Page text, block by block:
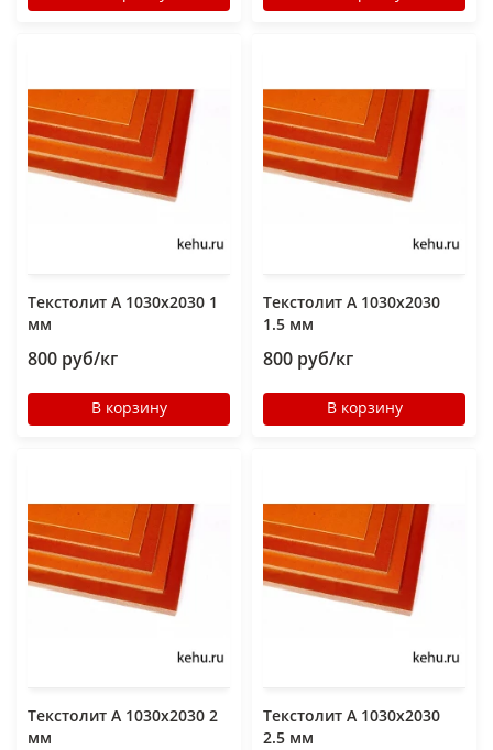
Текстолит А 1030х2030 1
мм
800 руб/кг
В корзину
Текстолит А 1030х2030
1.5 мм
800 руб/кг
В корзину
Текстолит А 1030х2030 2
мм
Текстолит А 1030х2030
2.5 мм